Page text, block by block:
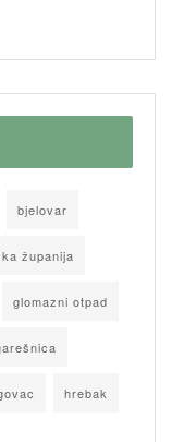
bjelovar
županija
glomazni otpad
hrebak